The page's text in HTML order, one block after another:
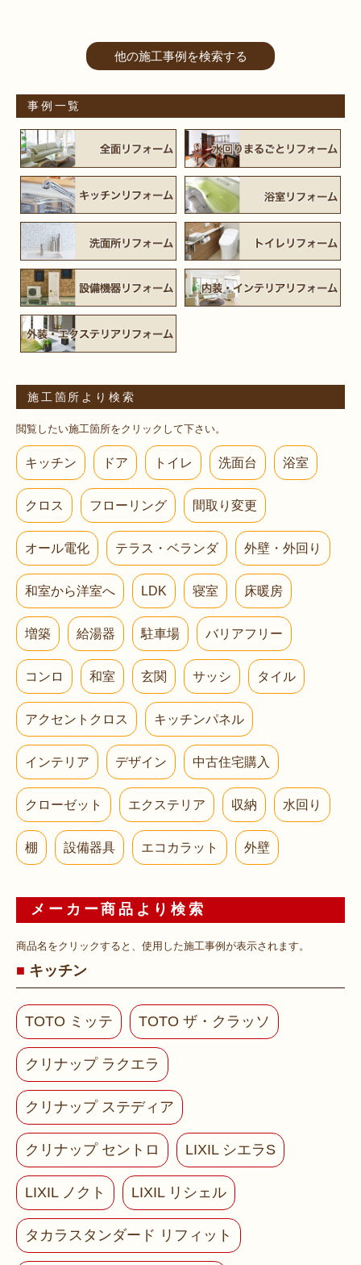
他の施工事例を検索する
事例一覧
施工箇所より検索
閲覧したい施工箇所をクリックして下さい。
キッチン ドア トイレ 洗面台 浴室
クロス フローリング 間取り変更
オール電化 テラス・ベランダ 外壁・外回り
和室から洋室へ LDK 寝室 床暖房
増築 給湯器 駐車場 バリアフリー
コンロ 和室 玄関 サッシ タイル
アクセントクロス キッチンパネル
インテリア デザイン 中古住宅購入
クローゼット エクステリア 収納 水回り
棚 設備器具 エコカラット 外壁
メーカー商品より検索
商品名をクリックすると、使用した施工事例が表示されます。
キッチン
TOTO ミッテ TOTO ザ・クラッソ
クリナップ ラクエラ
クリナップ ステディア
クリナップ セントロ LIXIL シエラS
LIXIL ノクト LIXIL リシェル
タカラスタンダード リフィット